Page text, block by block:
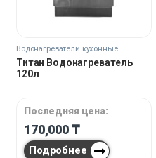
Водонагреватели кухонные
Титан Водонагреватель
120л
Последняя цена:
170,000 ₸
Подробнее